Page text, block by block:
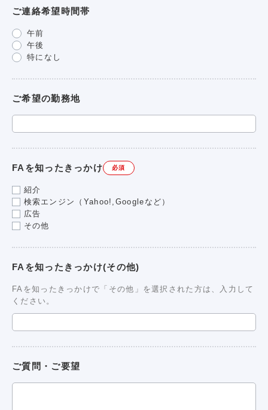
ご連絡希望時間帯
午前
午後
特になし
ご希望の勤務地
FAを知ったきっかけ 必須
紹介
検索エンジン（Yahoo!,Googleなど）
広告
その他
FAを知ったきっかけ(その他)
FAを知ったきっかけで「その他」を選択された方は、入力して
ください。
ご質問・ご要望